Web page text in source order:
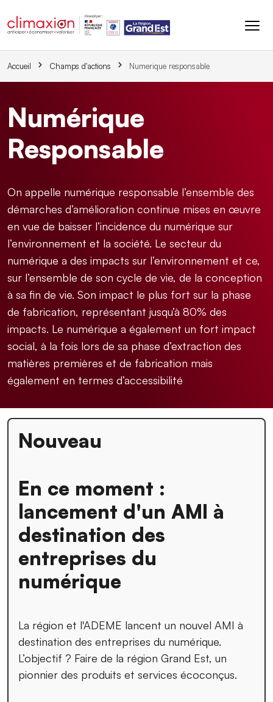
Accueil Champs d'actions Numerique responsable
Numérique
Responsable
On appelle numérique responsable l’ensemble des
démarches d’amélioration continue mises en œuvre
en vue de baisser l’incidence du numérique sur
l’environnement et la société. Le secteur du
numérique a des impacts sur l’environnement et ce,
sur l’ensemble de son cycle de vie, de la conception
à sa fin de vie. Son impact le plus fort sur la phase
de fabrication, représentant jusqu’à 80% des
impacts. Le numérique a également un fort impact
social, à la fois lors de sa phase d’extraction des
matières premières et de fabrication mais
également en termes d’accessibilité
Nouveau
En ce moment :
lancement d'un AMI à
destination des
entreprises du
numérique
La région et l'ADEME lancent un nouvel AMI à
destination des entreprises du numérique.
L’objectif ? Faire de la région Grand Est, un
pionnier des produits et services écoconçus.